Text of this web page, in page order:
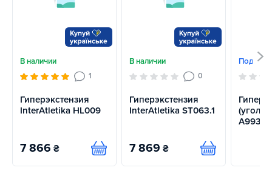
В наличии
1
Гиперэкстензия
InterAtletika HL009
7 866 ₴ Купить
В наличии
0
Гиперэкстензия
InterAtletika ST063.1
7 869 ₴ Купить
Под
(угол
A993